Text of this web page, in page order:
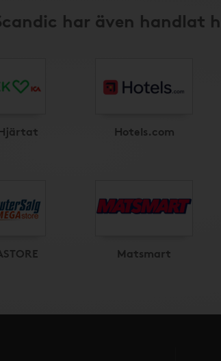
har även handlat
Hotels.com
Matsmart